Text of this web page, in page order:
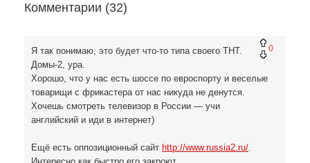
Комментарии (32)
0
Я так понимаю, это будет что-то типа своего ТНТ.
Домы-2, ура.
Хорошо, что у нас есть шоссе по евроспорту и веселые
товарищи с фрикастера от нас никуда не денутся.
Хочешь смотреть телевизор в России — учи
английский и иди в интернет)
Ещё есть оппозиционный сайт http://www.russia2.ru/.